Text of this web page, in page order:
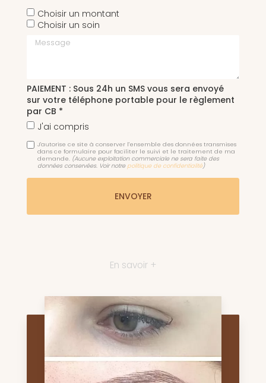
Choisir un montant
Choisir un soin
Message
PAIEMENT : Sous 24h un SMS vous sera envoyé
sur votre téléphone portable pour le règlement
par CB *
J'ai compris
J'autorise ce site à conserver l'ensemble des données transmises
dans ce formulaire pour faciliter le suivi et le traitement de ma
demande. (Aucune exploitation commerciale ne sera faite des
données conservées. Voir notre politique de confidentialité)
En savoir +